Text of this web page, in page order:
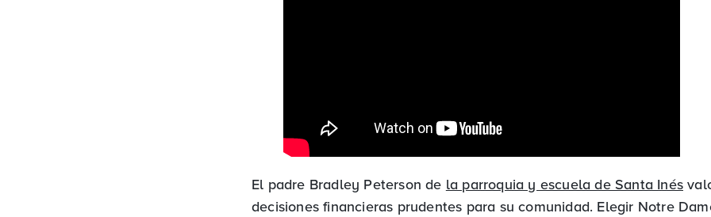
El padre Bradley Peterson de la parroquia y escuela de Santa Inés
decisiones financieras prudentes para su comunidad. Elegir Notre